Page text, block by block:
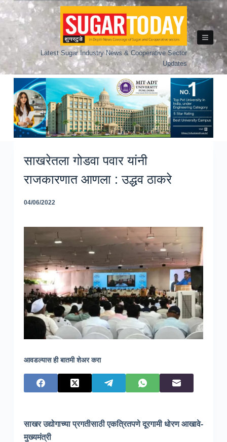
Skip
to
Latest Sugar Industry News & Cooperative Sector
Updates
साखरेतला गोडवा पवार यांनी
राजकारणात आणला : उद्धव ठाकरे
04/06/2022
आवडल्यास ही बातमी शेअर करा
साखर उद्योगाच्या प्रगतीसाठी एकत्रितपणे दूरगामी धोरण आखावे-
मुख्यमंत्री